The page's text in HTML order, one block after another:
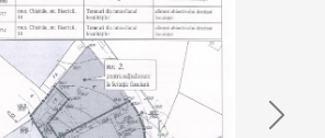
Next